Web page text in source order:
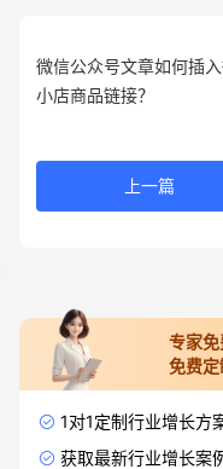
微信公众号文章如何插
小店商品链接？
上一篇
专家
免费
1对1定制行业增长方
获取最新行业增长案